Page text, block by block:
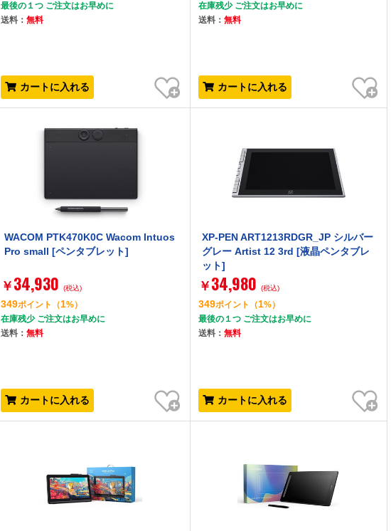
最後の１つ ご注文はお早めに
送料：無料
カートに入れる
お気に入り
在庫残少 ご注文はお早めに
送料： 無料
カートに入れる
お気に入り
WACOM PTK470K0C Wacom Intuos
Pro small [ペンタブレット]
￥ 34,930 (税込)
349ポイント （1%）
在庫残少 ご注文はお早めに
送料：無料
カートに入れる
お気に入り
XP-PEN ART1213RDGR_JP シルバー
グレー Artist 12 3rd [液晶ペンタブレ
ット]
￥ 34,980 (税込)
349ポイント （1%）
最後の１つ ご注文はお早めに
送料： 無料
カートに入れる
お気に入り